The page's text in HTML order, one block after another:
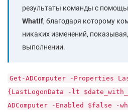
результаты команды с
WhatIf, благодаря которому
никаких изменений,
выполнении.
Get-ADComputer -Properties
{LastLogonData -lt
ADComputer -Enabled $false -